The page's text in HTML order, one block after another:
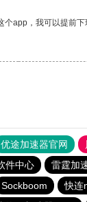
app，我可以提前下
优途加速器官网
件中心 雷霆加
Sockboom 快连